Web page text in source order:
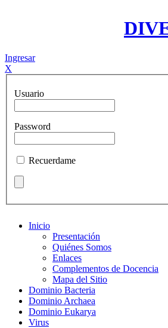
Ingresar
X
Usuario
Password
Recuerdame
Inicio
Presentación
Quiénes Somos
Enlaces
Complementos de Docencia
Mapa del Sitio
Dominio Bacteria
Dominio Archaea
Dominio Eukarya
Virus